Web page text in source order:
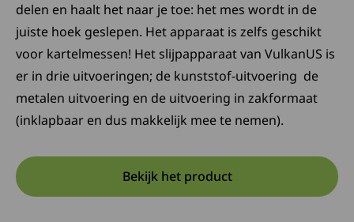
delen en haalt het naar je toe: het mes wordt in de
juiste hoek geslepen. Het apparaat is zelfs geschikt
voor kartelmessen! Het slijpapparaat van VulkanUS is
er in drie uitvoeringen; de kunststof-uitvoering de
metalen uitvoering en de uitvoering in zakformaat
(inklapbaar en dus makkelijk mee te nemen).
Bekijk het product
Opent in een nieuwe tab:
Deze link opent in een nieuw